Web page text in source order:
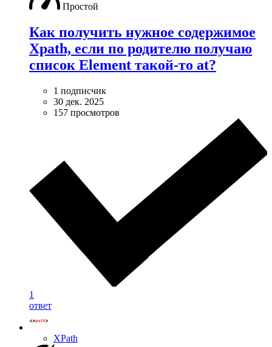
Простой
Как получить нужное содержимое
Xpath, если по родителю получаю
список Element такой-то at?
1 подписчик
30 дек. 2025
157 просмотров
1
ответ
XPath